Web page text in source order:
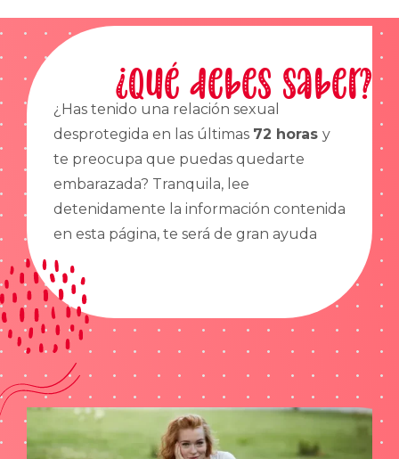
¿Qué debes saber?
¿Has tenido una relación sexual
desprotegida en las últimas 72 horas y
te preocupa que puedas quedarte
embarazada? Tranquila, lee
detenidamente la información contenida
en esta página, te será de gran ayuda